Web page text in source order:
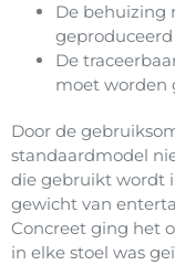
De behuizing
De
moet worden
Door de
standaardmodel
die gebruikt wordt
gewicht van
Concreet ging het
in elke stoel was